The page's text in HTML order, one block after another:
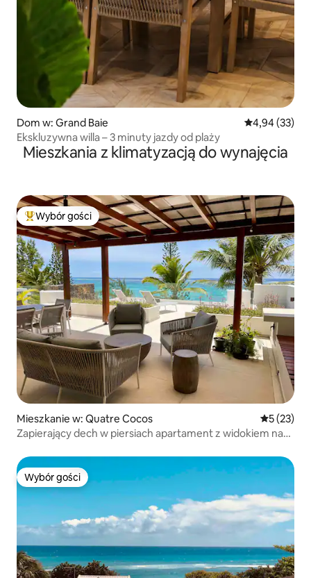
Dom w: Grand Baie Średnia
4,94 (33)
Ekskluzywna willa – 3 minuty jazdy od plaży
Mieszkania z klimatyzacją do wynajęcia
Najpopularniejsze z kategorii Wybór gości
Wybór gości
Mieszkanie w: Quatre Cocos Średnia
5 (23)
Zapierający dech w piersiach apartament z widokiem na
Wybór gości
Wybór gości